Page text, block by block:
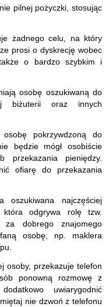
pilnej pożyczki, stosując
żadnego celu, na który
prosi o dyskrecję wobec
o bardzo szybkim i
osobę oszukiwaną do
biżuterii oraz innych
pokrzywdzoną do
będzie mógł osobiście
pieniędzy.
ofiarę do przekazania
najczęściej
która odgrywa rolę tzw.
dobrego znajomego
osobę, np. maklera
osoby, przekazuje telefon
ponowną rozmowę z
uwiarygodnić
nie dzwoń z telefonu